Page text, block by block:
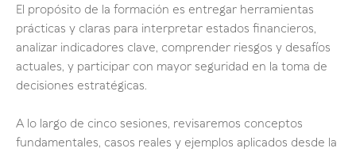
El propósito de la formación es entregar herramientas
prácticas y claras para interpretar estados financieros,
analizar indicadores clave, comprender riesgos y desafíos
actuales, y participar con mayor seguridad en la toma de
decisiones estratégicas.
A lo largo de cinco sesiones, revisaremos conceptos
fundamentales, casos reales y ejemplos aplicados desde la